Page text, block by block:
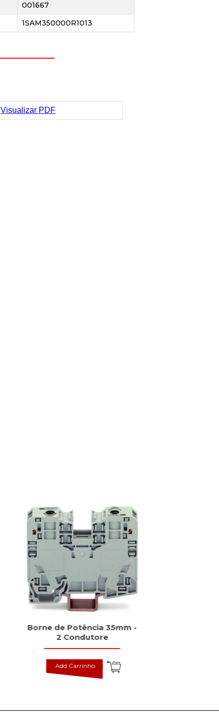
001667
1SAM350000R1013
Visualizar PDF
Borne de Potência 35mm -
2 Condutore
Add Carrinho